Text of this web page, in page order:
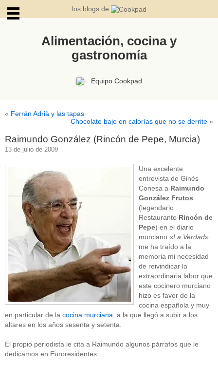
los blogs de
Alimentación, cocina y
gastronomía
Equipo Cookpad
« Ferrán Adrià y las tapas
Chocolate bajo en calorías que no se derrite »
Raimundo González (Rincón de Pepe, Murcia)
13 de julio de 2009
Una excelente
entrevista de Ginés
Conesa a Raimundo
González Frutos
(legendario
Restaurante Rincón de
Pepe) en el diario
murciano «La Verdad»
me ha traído a la
memoria mi necesidad
de reivindicar la
extraordinaria labor que
este cocinero murciano
hizo es favor de la
cocina española y muy
en particular de la cocina murciana, a la que llegó a subir a los
altares en los años sesenta y setenta.
El propio periodista le cita a Raimundo algunos párrafos que le
dedicamos en Euroresidentes: